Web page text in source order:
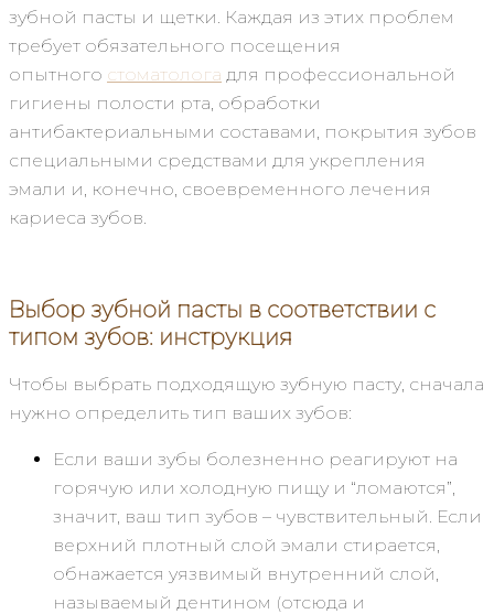
зубной пасты и щетки. Каждая из этих проблем
требует обязательного посещения
опытного стоматолога для профессиональной
гигиены полости рта, обработки
антибактериальными составами, покрытия зубов
специальными средствами для укрепления
эмали и, конечно, своевременного лечения
кариеса зубов.
Выбор зубной пасты в соответствии с
типом зубов: инструкция
Чтобы выбрать подходящую зубную пасту, сначала
нужно определить тип ваших зубов:
Если ваши зубы болезненно реагируют на
горячую или холодную пищу и “ломаются”,
значит, ваш тип зубов – чувствительный. Если
верхний плотный слой эмали стирается,
обнажается уязвимый внутренний слой,
называемый дентином (отсюда и